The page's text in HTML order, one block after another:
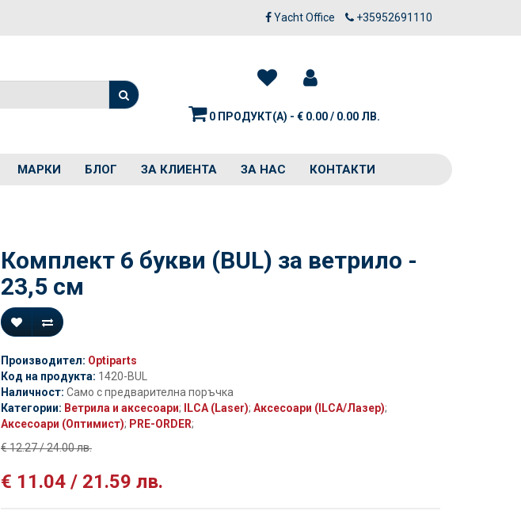
Yacht Office +35952691110
0 ПРОДУКТ(А) - € 0.00 / 0.00 ЛВ.
МАРКИ БЛОГ ЗА КЛИЕНТА ЗА НАС КОНТАКТИ
Комплект 6 букви (BUL) за ветрило -
23,5 см
Производител: Optiparts
Код на продукта: 1420-BUL
Наличност: Само с предварителна поръчка
Категории: Ветрила и аксесоари; ILCA (Laser); Аксесоари (ILCA/Лазер);
Аксесоари (Оптимист); PRE-ORDER;
€ 12.27 / 24.00 лв.
€ 11.04 / 21.59 лв.